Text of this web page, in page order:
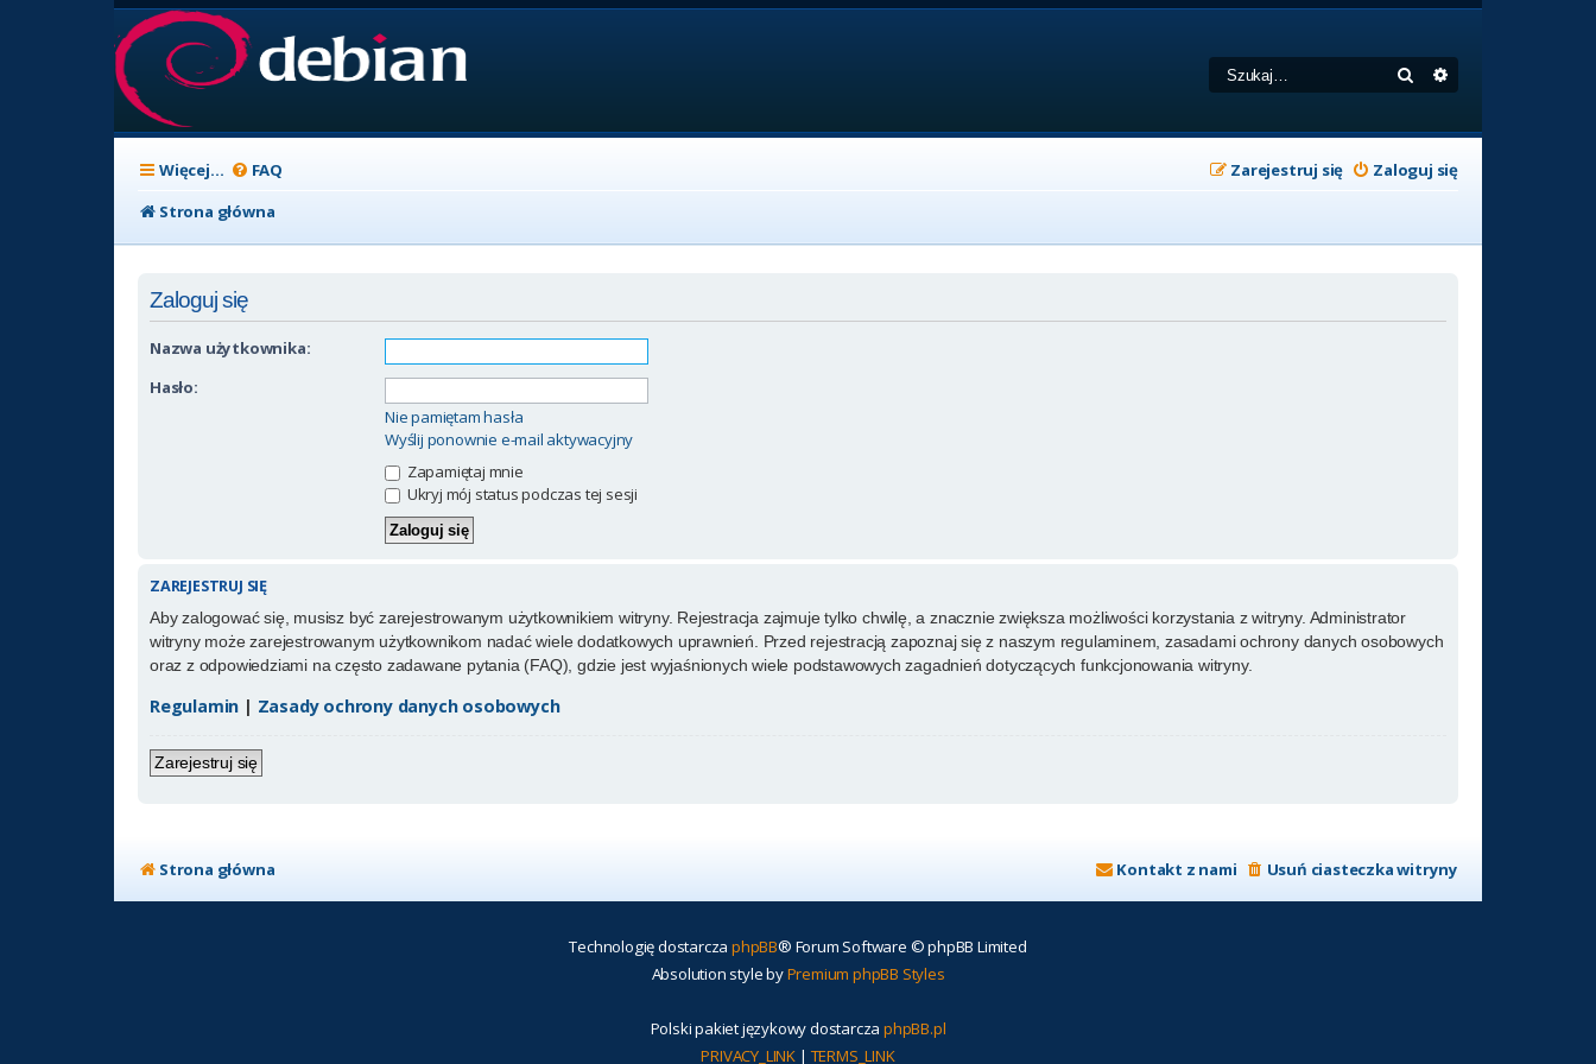
Szukaj
Więcej… FAQ Zaloguj się
Zarejestruj się
Strona główna
Zaloguj się
Nazwa użytkownika:
Hasło:
Nie pamiętam hasła
Wyślij ponownie e-mail aktywacyjny
Zapamiętaj mnie
Ukryj mój status podczas tej sesji
ZAREJESTRUJ SIĘ
Aby zalogować się, musisz być zarejestrowanym użytkownikiem witryny. Rejestracja zajmuje tylko chwilę, a znacznie zwiększa możliwości korzystania z witryny. Administrator
witryny może zarejestrowanym użytkownikom nadać wiele dodatkowych uprawnień. Przed rejestracją zapoznaj się z naszym regulaminem, zasadami ochrony danych osobowych
oraz z odpowiedziami na często zadawane pytania (FAQ), gdzie jest wyjaśnionych wiele podstawowych zagadnień dotyczących funkcjonowania witryny.
Regulamin | Zasady ochrony danych osobowych
Zarejestruj się
Strona główna Usuń ciasteczka witryny
Kontakt z nami
Technologię dostarcza phpBB® Forum Software © phpBB Limited
Absolution style byPremium phpBB Styles
Polski pakiet językowy dostarcza phpBB.pl
PRIVACY_LINK | TERMS_LINK